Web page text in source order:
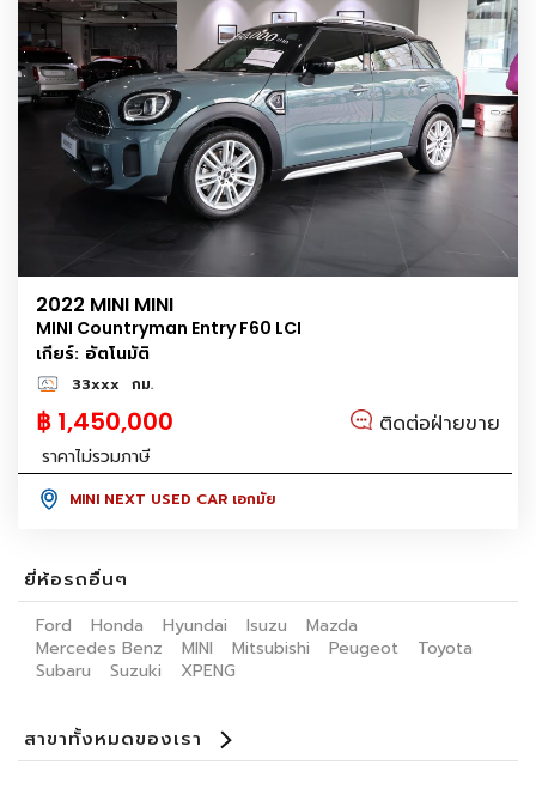
2022 MINI MINI
MINI Countryman Entry F60 LCI
เกียร์: อัตโนมัติ
33xxx กม.
฿ 1,450,000 ติดต่อฝ่ายขาย
ราคาไม่รวมภาษี
MINI NEXT USED CAR เอกมัย
ยี่ห้อรถอื่นๆ
Ford Honda Hyundai Isuzu
Mazda
Mercedes Benz
MINI Mitsubishi Peugeot
Toyota
Subaru
Suzuki XPENG
สาขาทั้งหมดของเรา